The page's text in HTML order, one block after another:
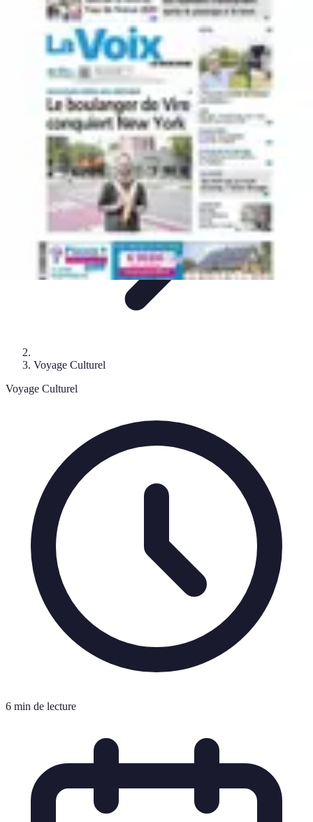
Découverte Monde
Inspiration de VoyageDestinations cachées Destinations
Culture et
TraditionTendances
Découverte Monde
Voyage Culturel
Voyage Culturel
6 min de lecture